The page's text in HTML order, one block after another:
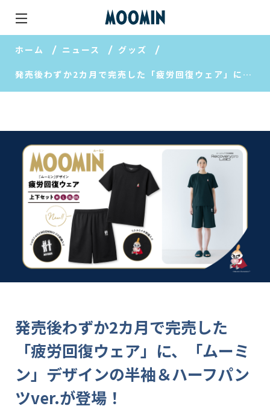
ホーム ニュース グッズ
発売後わずか2カ月で完売した「疲労回復ウェア」に、「ムーミン」デザインの半袖＆ハーフパンツver.が登場！
発売後わずか2カ月で完売した
「疲労回復ウェア」に、「ムーミ
ン」デザインの半袖＆ハーフパン
ツver.が登場！